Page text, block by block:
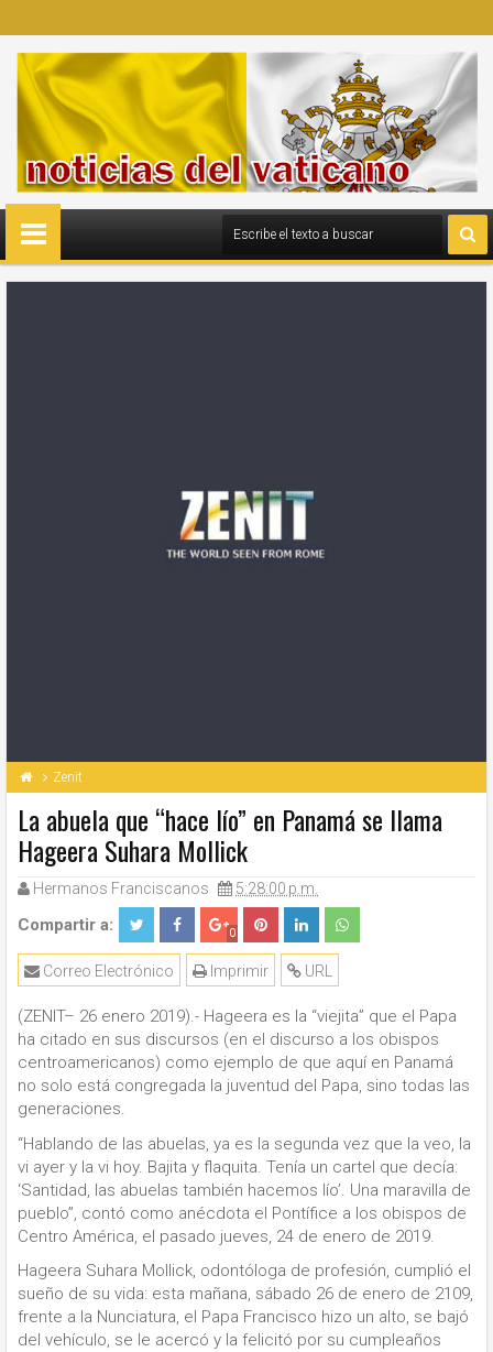
Zenit
La abuela que “hace lío” en Panamá se llama
Hageera Suhara Mollick
Hermanos Franciscanos 5:28:00 p.m.
Compartir a: 0
URL
Imprimir
Correo Electrónico
(ZENIT– 26 enero 2019).- Hageera es la “viejita” que el Papa
ha citado en sus discursos (en el discurso a los obispos
centroamericanos) como ejemplo de que aquí en Panamá
no solo está congregada la juventud del Papa, sino todas las
generaciones.
“Hablando de las abuelas, ya es la segunda vez que la veo, la
vi ayer y la vi hoy. Bajita y flaquita. Tenía un cartel que decía:
‘Santidad, las abuelas también hacemos lío’. Una maravilla de
pueblo”, contó como anécdota el Pontífice a los obispos de
Centro América, el pasado jueves, 24 de enero de 2019.
Hageera Suhara Mollick, odontóloga de profesión, cumplió el
sueño de su vida: esta mañana, sábado 26 de enero de 2109,
frente a la Nunciatura, el Papa Francisco hizo un alto, se bajó
del vehículo, se le acercó y la felicitó por su cumpleaños